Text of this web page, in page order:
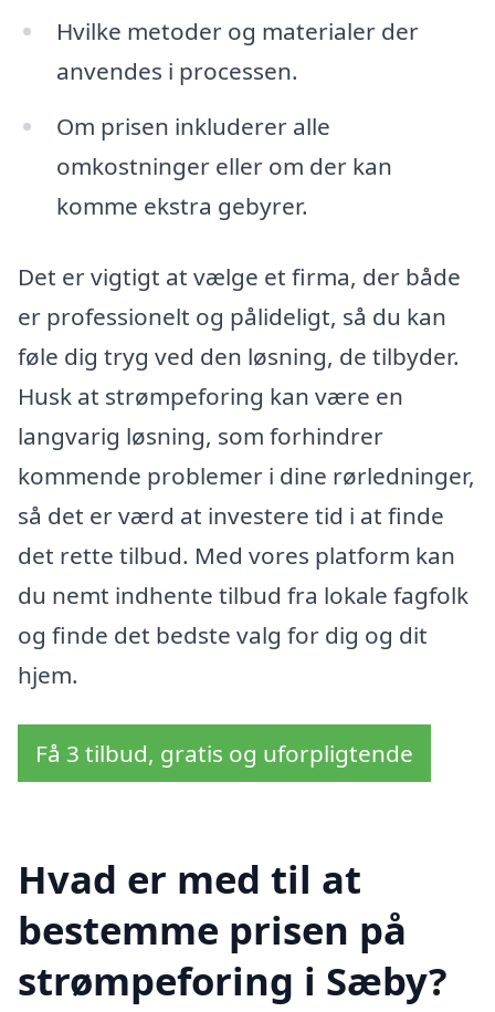
Hvilke metoder og materialer der
anvendes i processen.
Om prisen inkluderer alle
omkostninger eller om der kan
komme ekstra gebyrer.
Det er vigtigt at vælge et firma, der både
er professionelt og pålideligt, så du kan
føle dig tryg ved den løsning, de tilbyder.
Husk at strømpeforing kan være en
langvarig løsning, som forhindrer
kommende problemer i dine rørledninger,
så det er værd at investere tid i at finde
det rette tilbud. Med vores platform kan
du nemt indhente tilbud fra lokale fagfolk
og finde det bedste valg for dig og dit
hjem.
Få 3 tilbud, gratis og uforpligtende
Hvad er med til at
bestemme prisen på
strømpeforing i Sæby?